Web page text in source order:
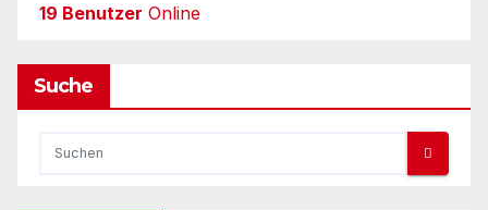
19 Benutzer Online
Suche